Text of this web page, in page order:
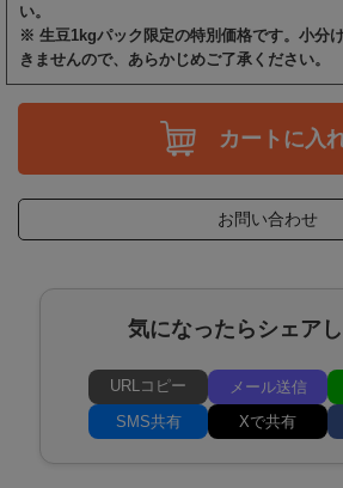
い。
※ 生豆1kgパック限定の特別価格です。小分
きませんので、あらかじめご了承ください。
カートに入
お問い合わせ
気になったらシェアし
URLコピー メール送信
SMS共有
Xで共有